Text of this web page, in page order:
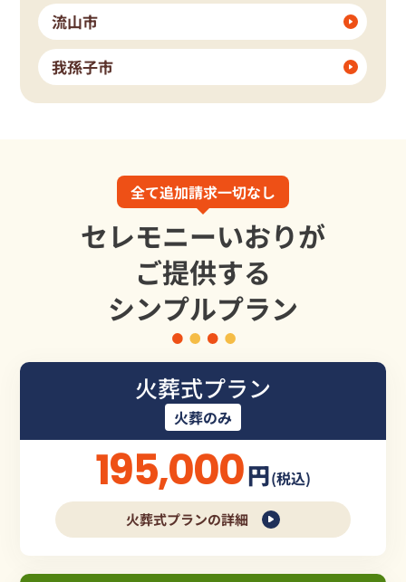
流山市
我孫子市
全て追加請求一切なし
セレモニーいおりが
ご提供する
シンプルプラン
火葬式プラン
火葬のみ
195,000円(税込)
火葬式プランの詳細